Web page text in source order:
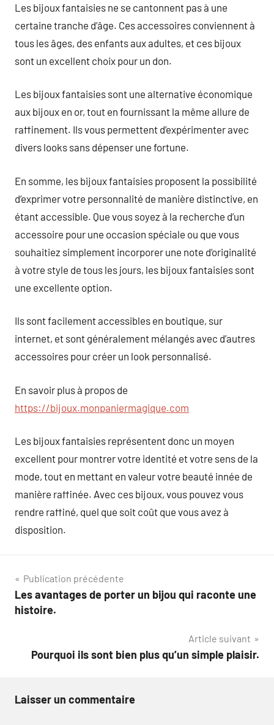
Les bijoux fantaisies ne se cantonnent pas à une
certaine tranche d’âge. Ces accessoires conviennent à
tous les âges, des enfants aux adultes, et ces bijoux
sont un excellent choix pour un don.
Les bijoux fantaisies sont une alternative économique
aux bijoux en or, tout en fournissant la même allure de
raffinement. Ils vous permettent d’expérimenter avec
divers looks sans dépenser une fortune.
En somme, les bijoux fantaisies proposent la possibilité
d’exprimer votre personnalité de manière distinctive, en
étant accessible. Que vous soyez à la recherche d’un
accessoire pour une occasion spéciale ou que vous
souhaitiez simplement incorporer une note d’originalité
à votre style de tous les jours, les bijoux fantaisies sont
une excellente option.
Ils sont facilement accessibles en boutique, sur
internet, et sont généralement mélangés avec d’autres
accessoires pour créer un look personnalisé.
En savoir plus à propos de
https://bijoux.monpaniermagique.com
Les bijoux fantaisies représentent donc un moyen
excellent pour montrer votre identité et votre sens de la
mode, tout en mettant en valeur votre beauté innée de
manière raffinée. Avec ces bijoux, vous pouvez vous
rendre raffiné, quel que soit coût que vous avez à
disposition.
Navigation
de
Publication précédente
Les avantages de porter un bijou qui raconte une
histoire.
Article suivant
Pourquoi ils sont bien plus qu’un simple plaisir.
Laisser un commentaire